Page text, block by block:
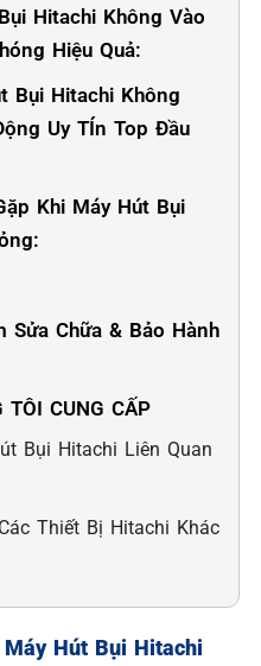
Hitachi Không Vào
Hiệu Quả:
Bụi Hitachi Không
Uy TÍn Top Đầu
Khi Máy Hút Bụi
Sửa Chữa & Bảo Hành
TÔI CUNG CẤP
Bụi Hitachi Liên Quan
Thiết Bị Hitachi Khác
Hút Bụi Hitachi